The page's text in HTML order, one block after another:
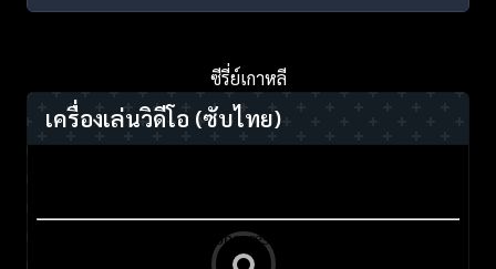
ซีรี่ย์เกาหลี
เครื่องเล่นวิดีโอ (ซับไทย)